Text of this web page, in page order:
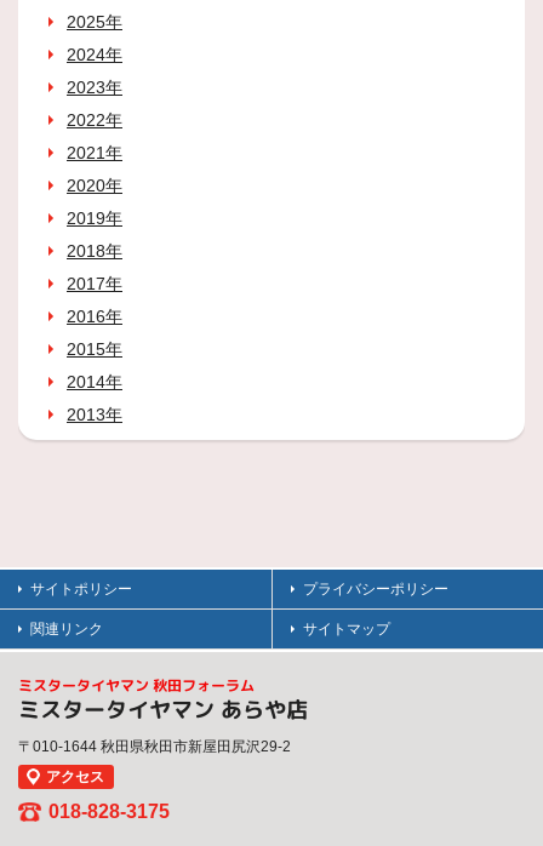
2025年
2024年
2023年
2022年
2021年
2020年
2019年
2018年
2017年
2016年
2015年
2014年
2013年
サイトポリシー プライバシーポリシー
関連リンク サイトマップ
ミスタータイヤマン 秋田フォーラム
ミスタータイヤマン あらや店
〒010-1644 秋田県秋田市新屋田尻沢29-2
アクセス
018-828-3175